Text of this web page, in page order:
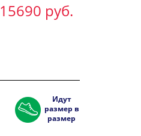
15690 руб.
Идут
размер в
размер